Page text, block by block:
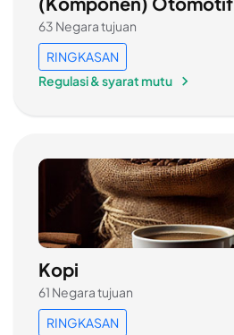
63 Negara tujuan
RINGKASAN
Regulasi & syarat mutu
Kopi
61 Negara tujuan
RINGKASAN